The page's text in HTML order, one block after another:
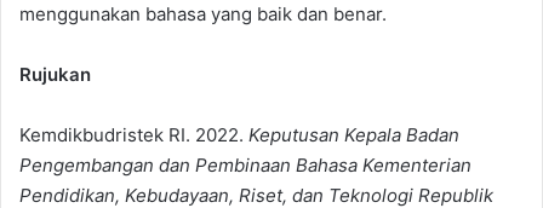
menggunakan bahasa yang baik dan benar.
Rujukan
Kemdikbudristek RI. 2022. Keputusan Kepala Badan
Pengembangan dan Pembinaan Bahasa Kementerian
Pendidikan, Kebudayaan, Riset, dan Teknologi Republik